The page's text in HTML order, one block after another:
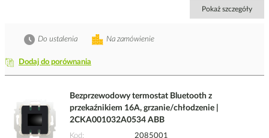
Pokaż szczegóły
Dodaj do porównania
Na zamówienie
Do ustalenia
Bezprzewodowy termostat Bluetooth z
przekaźnikiem 16A, grzanie/chłodzenie |
2CKA001032A0534 ABB
Kod
2085001